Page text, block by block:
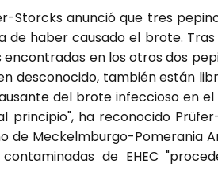
Storcks anunció que tres
de haber causado el brote.
en los otros dos
desconocido, también están
del brote infeccioso en
principio", ha reconocido
de Meckelmburgo-Pomerania
de EHEC